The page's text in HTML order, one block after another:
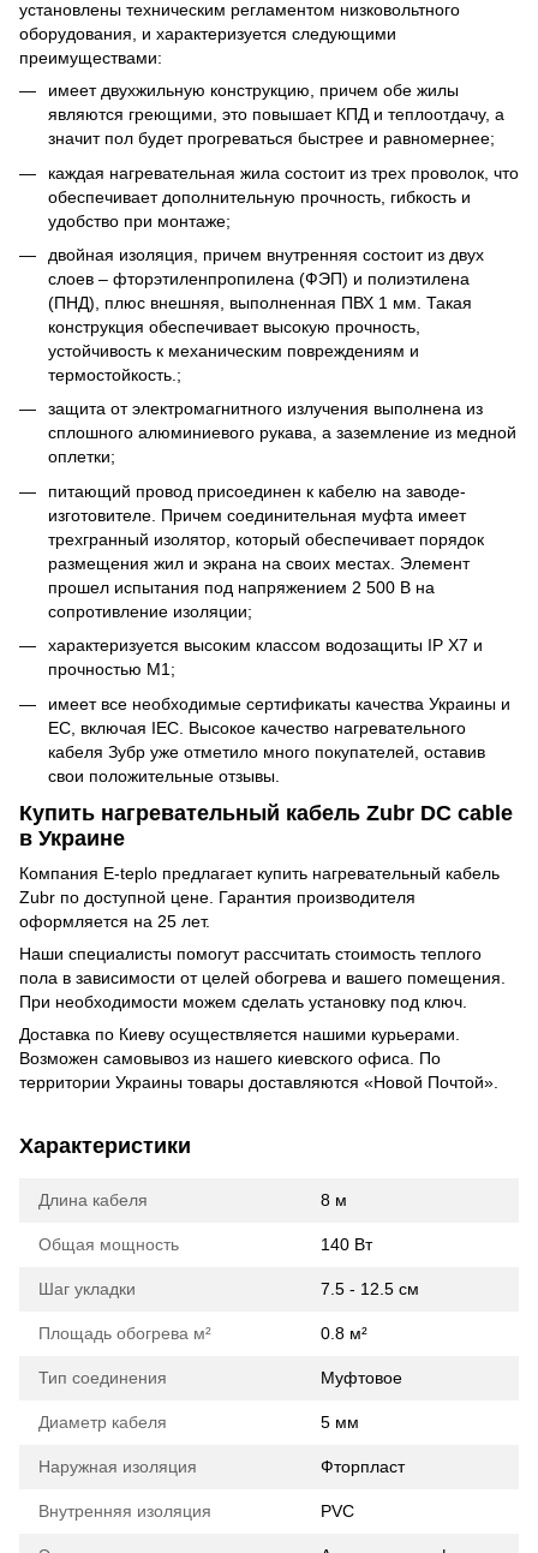
установлены техническим регламентом низковольтного
оборудования, и характеризуется следующими
преимуществами:
имеет двухжильную конструкцию, причем обе жилы
являются греющими, это повышает КПД и теплоотдачу, а
значит пол будет прогреваться быстрее и равномернее;
каждая нагревательная жила состоит из трех проволок, что
обеспечивает дополнительную прочность, гибкость и
удобство при монтаже;
двойная изоляция, причем внутренняя состоит из двух
слоев – фторэтиленпропилена (ФЭП) и полиэтилена
(ПНД), плюс внешняя, выполненная ПВХ 1 мм. Такая
конструкция обеспечивает высокую прочность,
устойчивость к механическим повреждениям и
термостойкость.;
защита от электромагнитного излучения выполнена из
сплошного алюминиевого рукава, а заземление из медной
оплетки;
питающий провод присоединен к кабелю на заводе-
изготовителе. Причем соединительная муфта имеет
трехгранный изолятор, который обеспечивает порядок
размещения жил и экрана на своих местах. Элемент
прошел испытания под напряжением 2 500 В на
сопротивление изоляции;
характеризуется высоким классом водозащиты IP X7 и
прочностью М1;
имеет все необходимые сертификаты качества Украины и
ЕС, включая IEC. Высокое качество нагревательного
кабеля Зубр уже отметило много покупателей, оставив
свои положительные отзывы.
Купить нагревательный кабель Zubr DC cable
в Украине
Компания E-teplo предлагает купить нагревательный кабель
Zubr по доступной цене. Гарантия производителя
оформляется на 25 лет.
Наши специалисты помогут рассчитать стоимость теплого
пола в зависимости от целей обогрева и вашего помещения.
При необходимости можем сделать установку под ключ.
Доставка по Киеву осуществляется нашими курьерами.
Возможен самовывоз из нашего киевского офиса. По
территории Украины товары доставляются «Новой Почтой».
Характеристики
Длина кабеля 8 м
Общая мощность 140 Вт
Шаг укладки 7.5 - 12.5 см
Площадь обогрева м² 0.8 м²
Тип соединения Муфтовое
Диаметр кабеля 5 мм
Наружная изоляция Фторпласт
Внутренняя изоляция PVC